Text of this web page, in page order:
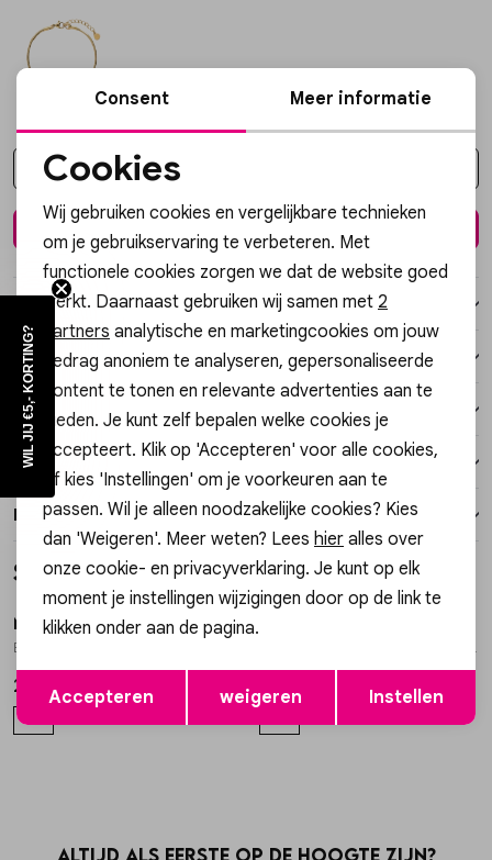
Vesten
Lingerie
In winkelmand
Over dit item
Winkelvoorraad
Kenmerken
Verzending / Ophalen in de winkel
Retourneren
Style dit met
/2
My Jewellery
27,99
OS
Bracelet elastic gold pink flowers MJ14915
Noodzakelijke cookies
Personalisatie cookies
Analytische cookies
Marketing cookies
Opslaan
Consent Meer informatie
Cookies
Wij gebruiken cookies en vergelijkbare technieken
om je gebruikservaring te verbeteren. Met
functionele cookies zorgen we dat de website goed
werkt. Daarnaast gebruiken wij samen met 2
partners analytische en marketingcookies om jouw
gedrag anoniem te analyseren, gepersonaliseerde
content te tonen en relevante advertenties aan te
bieden. Je kunt zelf bepalen welke cookies je
accepteert. Klik op 'Accepteren' voor alle cookies,
of kies 'Instellingen' om je voorkeuren aan te
passen. Wil je alleen noodzakelijke cookies? Kies
dan 'Weigeren'. Meer weten? Lees hier alles over
onze cookie- en privacyverklaring. Je kunt op elk
moment je instellingen wijzigingen door op de link te
klikken onder aan de pagina.
Accepteren weigeren Instellen
WIL JIJ €5,- KORTING?